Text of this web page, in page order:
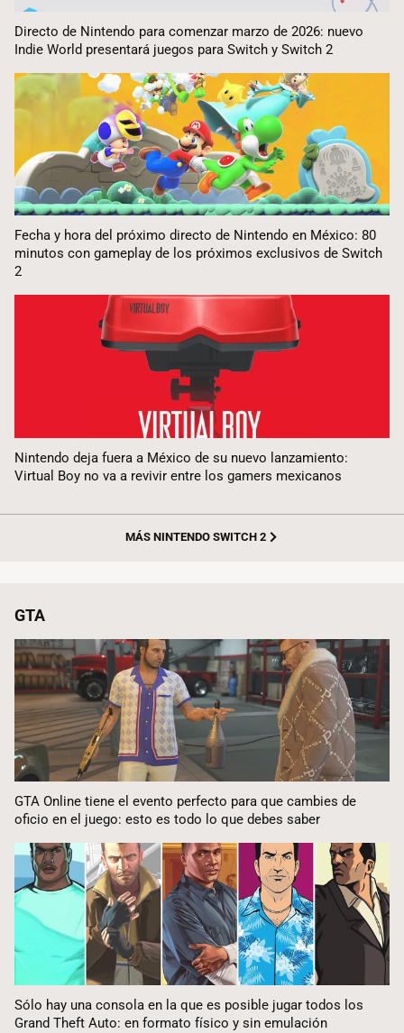
Directo de Nintendo para comenzar marzo de 2026: nuevo
Indie World presentará juegos para Switch y Switch 2
Fecha y hora del próximo directo de Nintendo en México: 80
minutos con gameplay de los próximos exclusivos de Switch
2
Nintendo deja fuera a México de su nuevo lanzamiento:
Virtual Boy no va a revivir entre los gamers mexicanos
MÁS NINTENDO SWITCH 2
GTA
GTA Online tiene el evento perfecto para que cambies de
oficio en el juego: esto es todo lo que debes saber
Sólo hay una consola en la que es posible jugar todos los
Grand Theft Auto: en formato físico y sin emulación